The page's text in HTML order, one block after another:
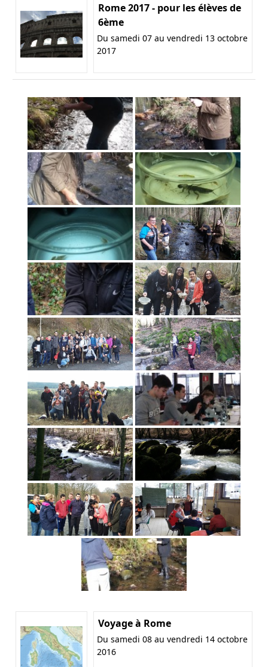
Rome 2017 - pour les élèves de
6ème
Du samedi 07 au vendredi 13 octobre
2017
Voyage à Rome
Du samedi 08 au vendredi 14 octobre
2016